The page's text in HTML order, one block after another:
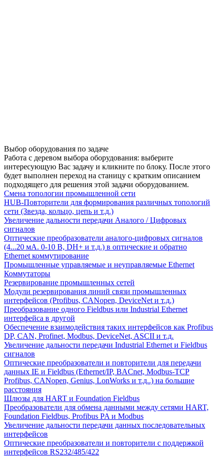
Выбор оборудования по задаче
Работа с деревом выбора оборудования: выберите
интересующую Вас задачу и кликните по блоку. После этого
будет выполнен переход на станицу с кратким описанием
подходящего для решения этой задачи оборудованием.
Смена топологии промышленной сети
HUB-Повторители для формирования различных топологий
сети (Звезда, кольцо, цепь и т.д.)
Увеличение дальности передачи Аналого / Цифровых
сигналов
Оптические преобразователи аналого-цифровых сигналов
(4...20 мА. 0-10 В, DH+ и т.д.) в оптические и обратно
Ethernet коммутирование
Промышленные управляемые и неуправляемые Ethernet
Коммутаторы
Резервирование промышленных сетей
Модули резервирования линий связи промышленных
интерфейсов (Profibus, CANopen, DeviceNet и т.д.)
Преобразование одного Fieldbus или Industrial Ethernet
интерфейса в другой
Обеспечение взаимодействия таких интерфейсов как Profibus
DP, CAN, Profinet, Modbus, DeviceNet, ASCII и т.д.
Увеличение дальности передачи Industrial Ethernet и Fieldbus
сигналов
Оптические преобразователи и повторители для передачи
данных IE и Fieldbus (Ethernet/IP, BACnet, Modbus-TCP
Profibus, CANopen, Genius, LonWorks и т.д..) на большие
расстояния
Шлюзы для HART и Foundation Fieldbus
Преобразователи для обмена данными между сетями HART,
Foundation Fieldbus, Profibus PA и Modbus
Увеличение дальности передачи данных последовательных
интерфейсов
Оптические преобразователи и повторители с поддержкой
интерфейсов RS232/485/422